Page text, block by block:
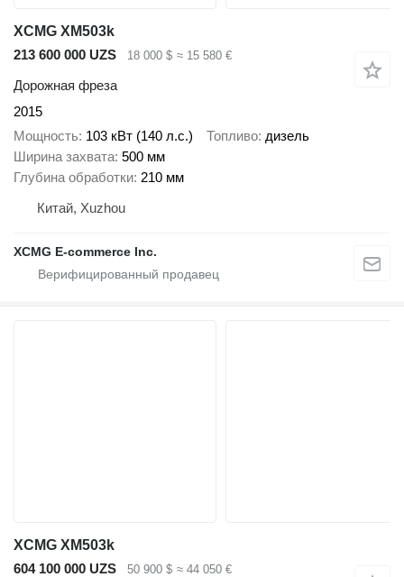
XCMG XM503k
213 600 000 UZS
18 000 $ ≈ 15 580 €
Дорожная фреза
2015
Мощность 103 кВт (140 л.с.) Топливо дизель
Ширина захвата 500 мм
Глубина обработки 210 мм
Китай, Xuzhou
XCMG E-commerce Inc.
XCMG XM503k
604 100 000 UZS
50 900 $ ≈ 44 050 €